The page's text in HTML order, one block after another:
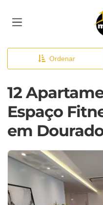
Ordenar
12
Espaço
em